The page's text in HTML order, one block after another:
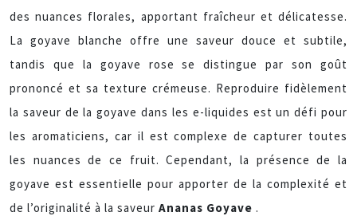
des nuances florales, apportant fraîcheur et délicatesse.
La goyave blanche offre une saveur douce et subtile,
tandis que la goyave rose se distingue par son goût
prononcé et sa texture crémeuse. Reproduire fidèlement
la saveur de la goyave dans les e-liquides est un défi pour
les aromaticiens, car il est complexe de capturer toutes
les nuances de ce fruit. Cependant, la présence de la
goyave est essentielle pour apporter de la complexité et
de l’originalité à la saveur Ananas Goyave .